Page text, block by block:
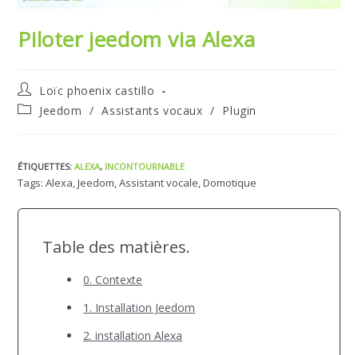
Piloter jeedom via Alexa
Auteur/autrice
de
Loïc phoenix castillo
PostJeedom / Assistants vocaux / Plugin
ÉTIQUETTES:ALEXA, INCONTOURNABLE
Tags: Alexa, Jeedom, Assistant vocale, Domotique
Table des matières.
0. Contexte
1. Installation Jeedom
2. installation Alexa